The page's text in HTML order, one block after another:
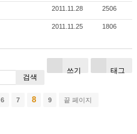
2011.11.28 2506
2011.11.25 1806
쓰기
태그
검색
6 7 8 9 끝 페이지